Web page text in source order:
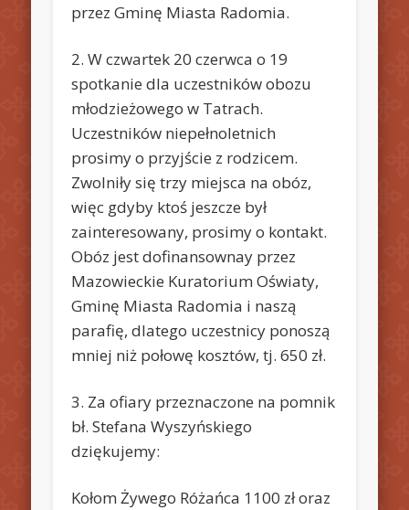
przez Gminę Miasta Radomia.
2. W czwartek 20 czerwca o 19
spotkanie dla uczestników obozu
młodzieżowego w Tatrach.
Uczestników niepełnoletnich
prosimy o przyjście z rodzicem.
Zwolniły się trzy miejsca na obóz,
więc gdyby ktoś jeszcze był
zainteresowany, prosimy o kontakt.
Obóz jest dofinansownay przez
Mazowieckie Kuratorium Oświaty,
Gminę Miasta Radomia i naszą
parafię, dlatego uczestnicy ponoszą
mniej niż połowę kosztów, tj. 650 zł.
3. Za ofiary przeznaczone na pomnik
bł. Stefana Wyszyńskiego
dziękujemy:
Kołom Żywego Różańca 1100 zł oraz